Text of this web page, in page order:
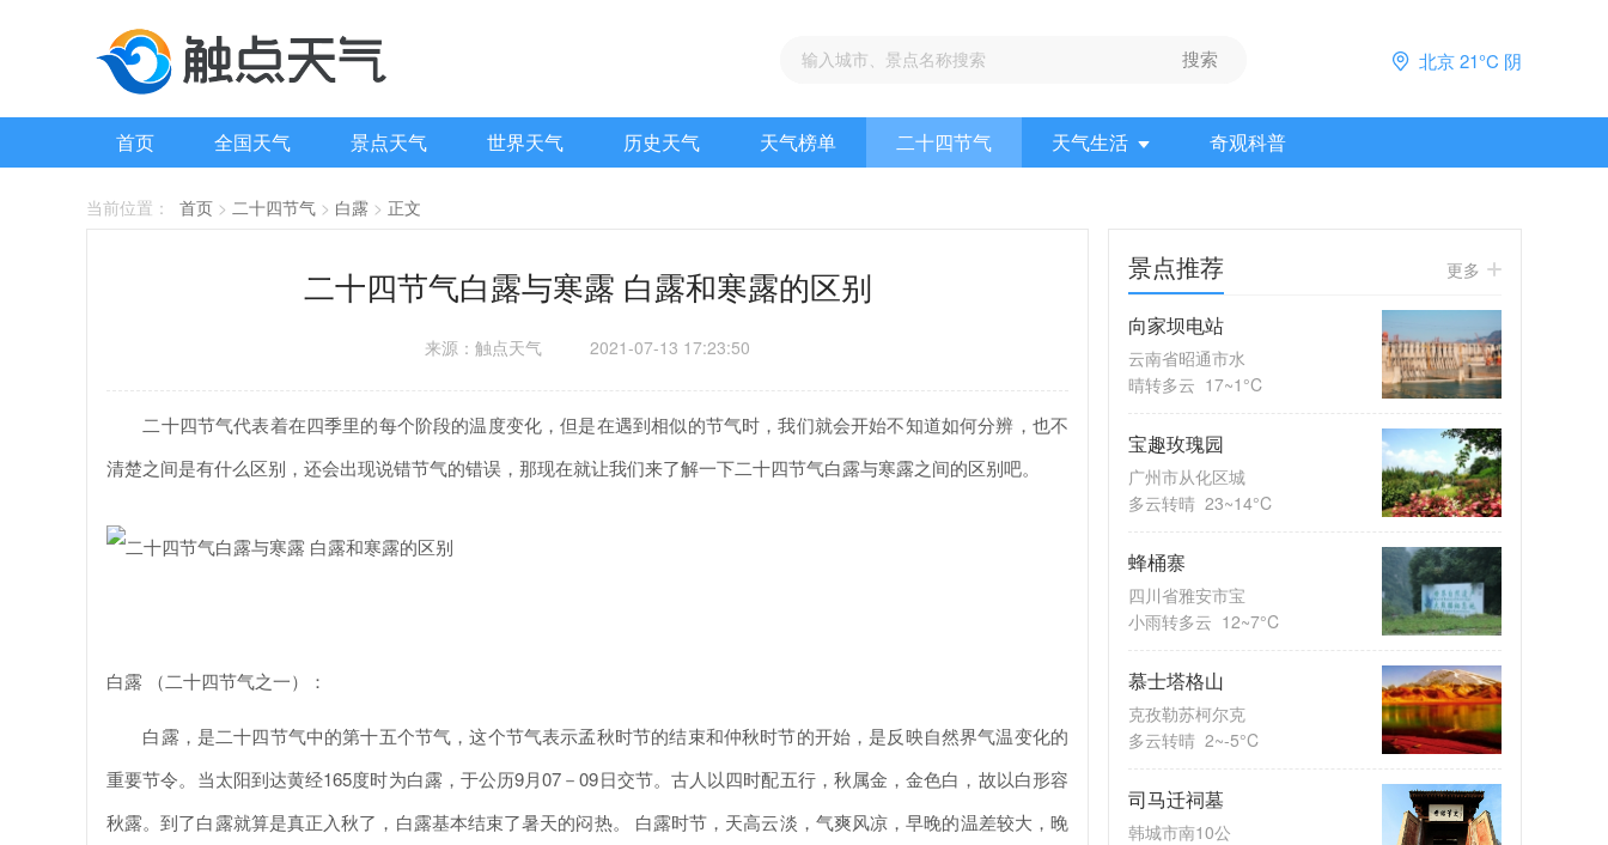
北京 21°C 阴
首页 全国天气 景点天气 世界天气 历史天气 天气榜单 二十四节气 天气生活 奇观科普
当前位置： 首页 > 二十四节气 > 白露 > 正文
二十四节气白露与寒露 白露和寒露的区别
来源：触点天气 2021-07-13 17:23:50
二十四节气代表着在四季里的每个阶段的温度变化，但是在遇到相似的节气时，我们就会开始不知道如何分辨，也不
清楚之间是有什么区别，还会出现说错节气的错误，那现在就让我们来了解一下二十四节气白露与寒露之间的区别吧。
白露 （二十四节气之一）：
白露，是二十四节气中的第十五个节气，这个节气表示孟秋时节的结束和仲秋时节的开始，是反映自然界气温变化的
重要节令。当太阳到达黄经165度时为白露，于公历9月07－09日交节。古人以四时配五行，秋属金，金色白，故以白形容
秋露。到了白露就算是真正入秋了，白露基本结束了暑天的闷热。 白露时节，天高云淡，气爽风凉，早晚的温差较大，晚
景点推荐 更多
向家坝电站
云南省昭通市水
晴转多云 17~1°C
宝趣玫瑰园
广州市从化区城
多云转晴 23~14°C
蜂桶寨
四川省雅安市宝
小雨转多云 12~7°C
慕士塔格山
克孜勒苏柯尔克
多云转晴 2~-5°C
司马迁祠墓
韩城市南10公